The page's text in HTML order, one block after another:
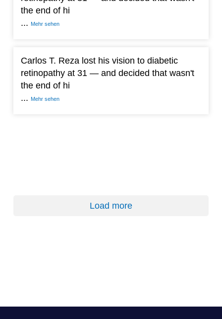
the end of hi
... Mehr sehen
Carlos T. Reza lost his vision to diabetic
retinopathy at 31 — and decided that wasn't
the end of hi
... Mehr sehen
Load more